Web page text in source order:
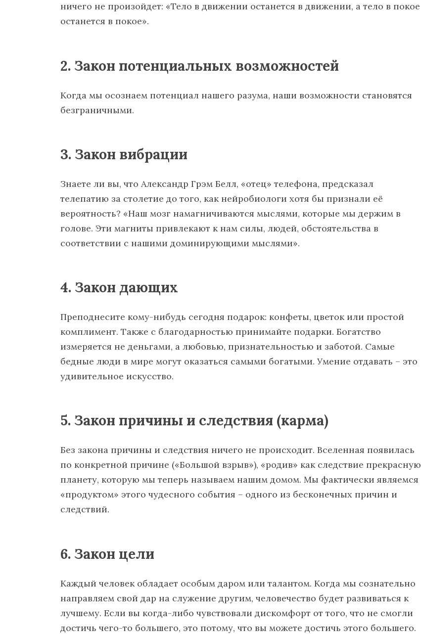
ничего не произойдет: «Тело в движении останется в движении, а тело в покое
останется в покое».
2. Закон потенциальных возможностей
Когда мы осознаем потенциал нашего разума, наши возможности становятся
безграничными.
3. Закон вибрации
Знаете ли вы, что Александр Грэм Белл, «отец» телефона, предсказал
телепатию за столетие до того, как нейробиологи хотя бы признали её
вероятность? «Наш мозг намагничиваются мыслями, которые мы держим в
голове. Эти магниты привлекают к нам силы, людей, обстоятельства в
соответствии с нашими доминирующими мыслями».
4. Закон дающих
Преподнесите кому-нибудь сегодня подарок: конфеты, цветок или простой
комплимент. Также с благодарностью принимайте подарки. Богатство
измеряется не деньгами, а любовью, признательностью и заботой. Самые
бедные люди в мире могут оказаться самыми богатыми. Умение отдавать – это
удивительное искусство.
5. Закон причины и следствия (карма)
Без закона причины и следствия ничего не происходит. Вселенная появилась
по конкретной причине («Большой взрыв»), «родив» как следствие прекрасную
планету, которую мы теперь называем нашим домом. Мы фактически являемся
«продуктом» этого чудесного события – одного из бесконечных причин и
следствий.
6. Закон цели
Каждый человек обладает особым даром или талантом. Когда мы сознательно
направляем свой дар на служение другим, человечество будет развиваться к
лучшему. Если вы когда-либо чувствовали дискомфорт от того, что не смогли
достичь чего-то большего, это потому, что вы можете достичь этого большего.